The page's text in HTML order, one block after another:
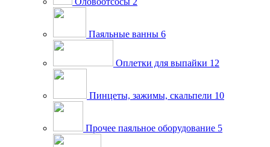
Паяльные ванны 6
Оплетки для выпайки 12
Пинцеты, зажимы, скальпели 10
Прочее паяльное оборудование 5